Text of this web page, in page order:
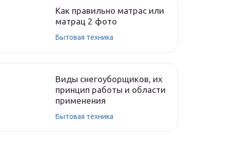
Как правильно матрас или
матрац 2 фото
Бытовая техника
Виды снегоуборщиков, их
принцип работы и области
применения
Бытовая техника